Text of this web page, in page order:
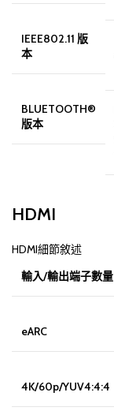
IEEE802.11 版
本
BLUETOOTH®
版本
HDMI
HDMI細節敘述
輸入/輸出端子數量
eARC
4K/60p/YUV4:4:4